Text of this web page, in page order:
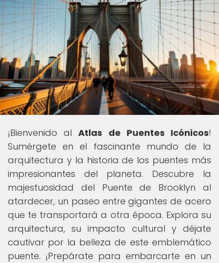
¡Bienvenido alAtlas de Puentes Icónicos!
Sumérgete en el fascinante mundo de la
arquitectura y la historia de los puentes más
impresionantes del planeta. Descubre la
majestuosidad del Puente de Brooklyn al
atardecer, un paseo entre gigantes de acero
que te transportará a otra época. Explora su
arquitectura, su impacto cultural y déjate
cautivar por la belleza de este emblemático
puente. ¡Prepárate para embarcarte en un